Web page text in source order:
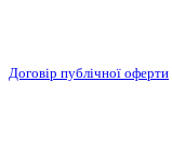
Договір публічної оферти